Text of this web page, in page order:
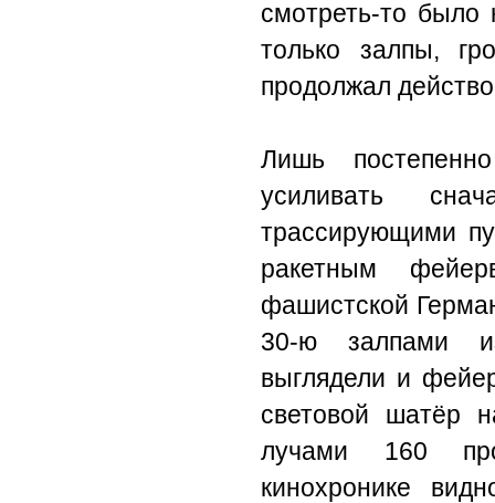
смотреть-то было
только залпы,
продолжал
Лишь
усиливать
трассирующими
ракетным
фашистской
30-ю залпами
выглядели и
световой шатёр
лучами 160
кинохронике